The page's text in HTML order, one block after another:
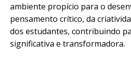
ambiente propício para o
pensamento crítico, da
dos estudantes, contribuindo
significativa e transformadora.